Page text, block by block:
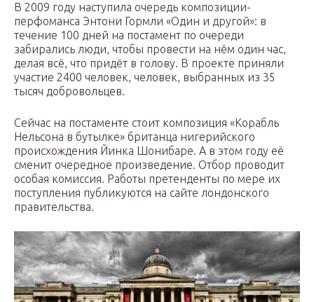
В 2009 году наступила очередь композиции-
перфоманса Энтони Гормли «Один и другой»: в
течение 100 дней на постамент по очереди
забирались люди, чтобы провести на нём один час,
делая всё, что придёт в голову. В проекте приняли
участие 2400 человек, человек, выбранных из 35
тысяч добровольцев.
Сейчас на постаменте стоит композиция «Корабль
Нельсона в бутылке» британца нигерийского
происхождения Йинка Шонибаре. А в этом году её
сменит очередное произведение. Отбор проводит
особая комиссия. Работы претенденты по мере их
поступления публикуются на сайте лондонского
правительства.